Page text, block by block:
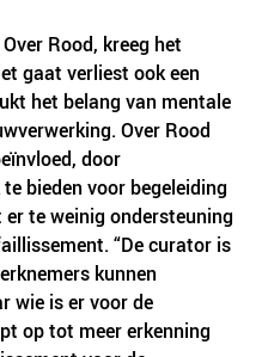
Rood, kreeg het
gaat verliest ook een
het belang van mentale
Over Rood
door
bieden voor begeleiding
te weinig ondersteuning
“De curator is
kunnen
wie is er voor de
op tot meer erkenning